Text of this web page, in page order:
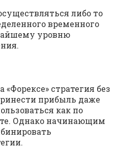
либо то
временного
уровню
стратегия без
прибыль даже
как по
Однако начинающим